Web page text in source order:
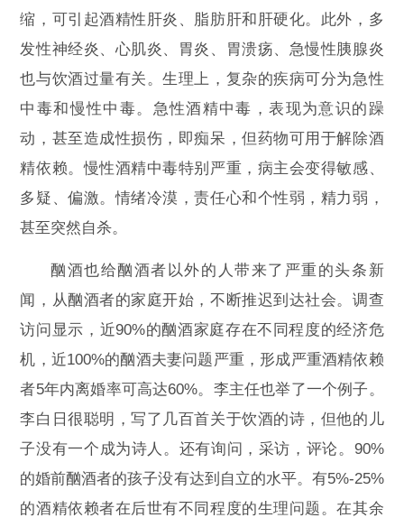
缩，可引起酒精性肝炎、脂肪肝和肝硬化。此外，多
发性神经炎、心肌炎、胃炎、胃溃疡、急慢性胰腺炎
也与饮酒过量有关。生理上，复杂的疾病可分为急性
中毒和慢性中毒。急性酒精中毒，表现为意识的躁
动，甚至造成性损伤，即痴呆，但药物可用于解除酒
精依赖。慢性酒精中毒特别严重，病主会变得敏感、
多疑、偏激。情绪冷漠，责任心和个性弱，精力弱，
甚至突然自杀。
酗酒也给酗酒者以外的人带来了严重的头条新
闻，从酗酒者的家庭开始，不断推迟到达社会。调查
访问显示，近90%的酗酒家庭存在不同程度的经济危
机，近100%的酗酒夫妻问题严重，形成严重酒精依赖
者5年内离婚率可高达60%。李主任也举了一个例子。
李白日很聪明，写了几百首关于饮酒的诗，但他的儿
子没有一个成为诗人。还有询问，采访，评论。90%
的婚前酗酒者的孩子没有达到自立的水平。有5%-25%
的酒精依赖者在后世有不同程度的生理问题。在其余